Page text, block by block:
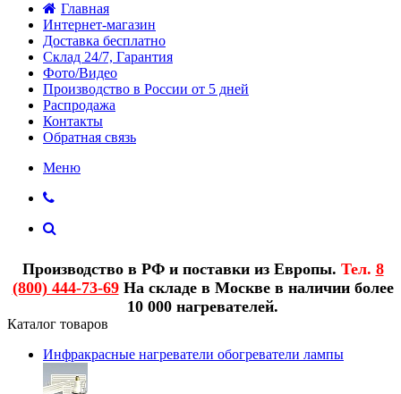
Главная
Интернет-магазин
Доставка бесплатно
Склад 24/7, Гарантия
Фото/Видео
Производство в России от 5 дней
Распродажа
Контакты
Обратная связь
Меню
Производство в РФ и поставки из Европы. Тел. 8
(800) 444-73-69На складе в Москве в наличии более
10 000 нагревателей.
Каталог товаров
Инфракрасные нагреватели обогреватели лампы